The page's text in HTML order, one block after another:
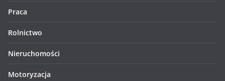
Praca
Rolnictwo
Nieruchomości
Motoryzacja